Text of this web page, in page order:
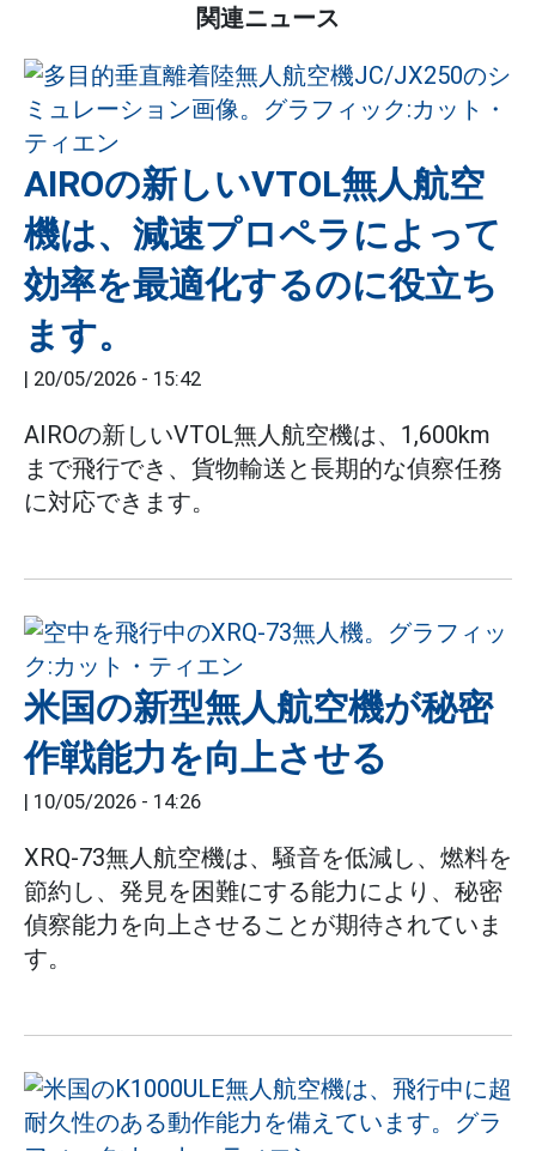
関連ニュース
AIROの新しいVTOL無人航空
機は、減速プロペラによって
効率を最適化するのに役立ち
ます。
| 20/05/2026 - 15:42
AIROの新しいVTOL無人航空機は、1,600km
まで飛行でき、貨物輸送と長期的な偵察任務
に対応できます。
米国の新型無人航空機が秘密
作戦能力を向上させる
| 10/05/2026 - 14:26
XRQ-73無人航空機は、騒音を低減し、燃料を
節約し、発見を困難にする能力により、秘密
偵察能力を向上させることが期待されていま
す。